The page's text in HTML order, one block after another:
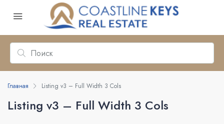
Главная Listing v3 – Full Width 3 Cols
Listing v3 – Full Width 3 Cols